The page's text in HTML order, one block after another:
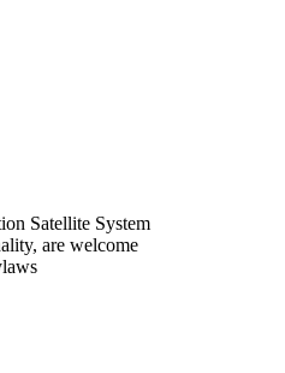
Satellite System
are welcome